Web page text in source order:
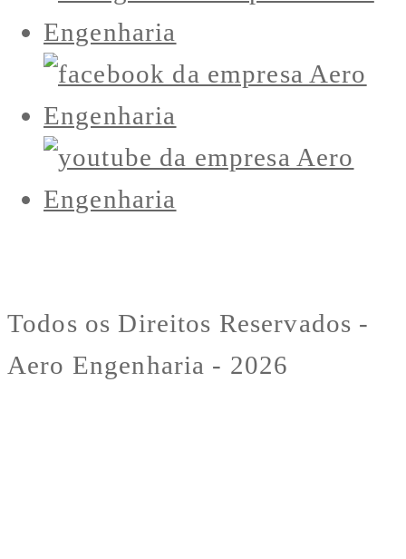
Todos os Direitos Reservados -
Aero Engenharia - 2026